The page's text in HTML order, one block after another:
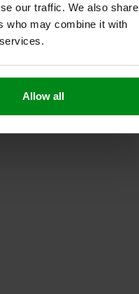
our traffic. We also share
who may combine it with
Allow all